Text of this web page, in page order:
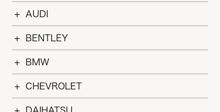
AUDI
BENTLEY
BMW
CHEVROLET
DAIHATSU